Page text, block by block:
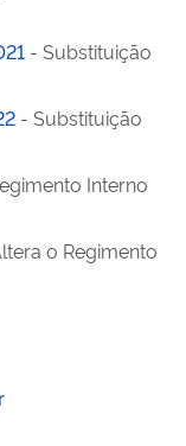
- Substituição
- Substituição
Interno
o Regimento